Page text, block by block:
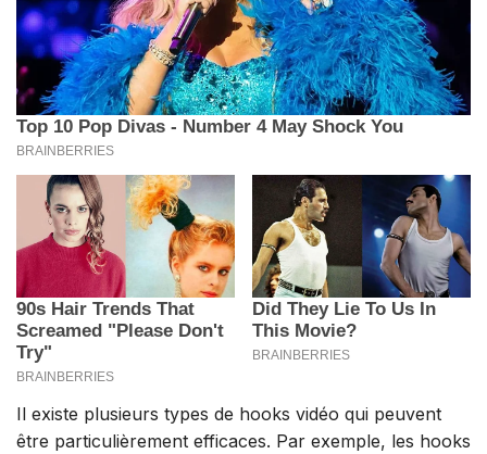
Il existe plusieurs types de hooks vidéo qui peuvent
être particulièrement efficaces. Par exemple, les hooks